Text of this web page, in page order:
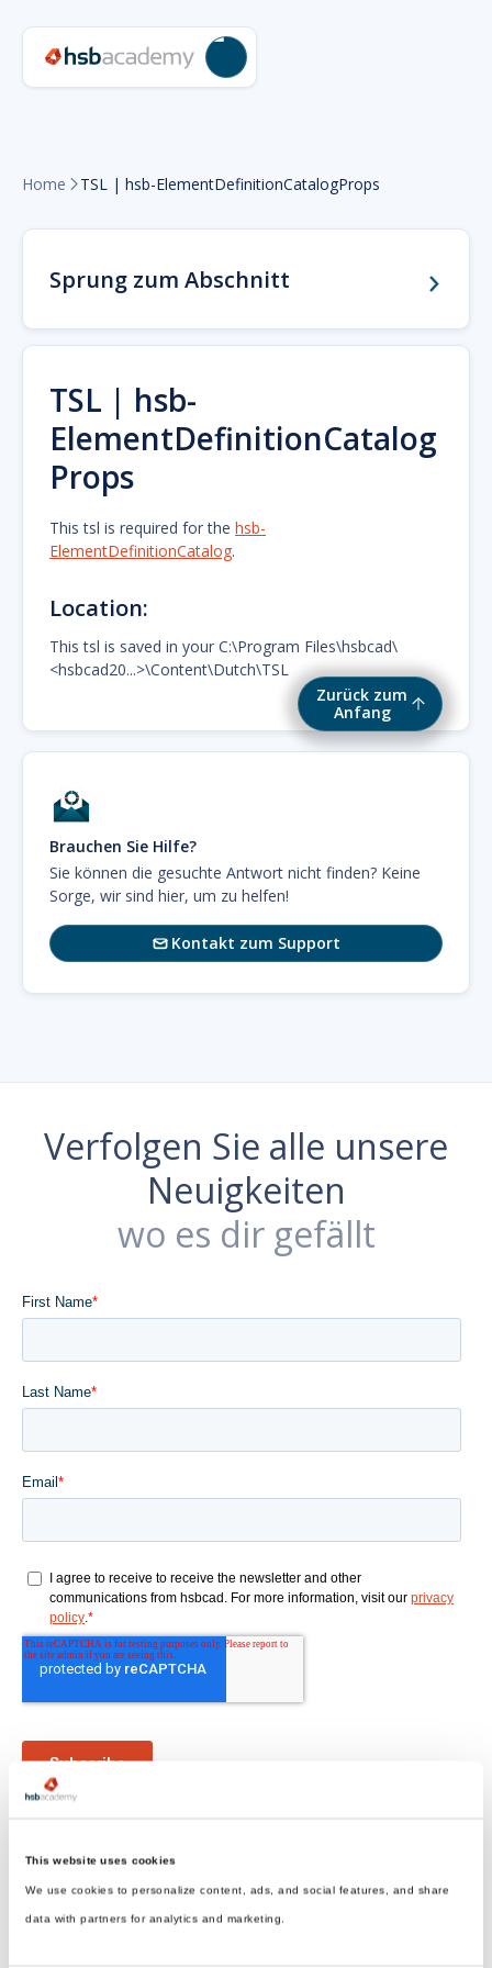
This website uses cookies
We use cookies to personalize content, ads, and social features, and share
data with partners for analytics and marketing.
Zurück zum
Anfang
Home  TSL | hsb-ElementDefinitionCatalogProps
Sprung zum Abschnitt
TSL | hsb-
ElementDefinitionCatalog
Props
This tsl is required for the hsb-
ElementDefinitionCatalog.
Location:
This tsl is saved in your C:\Program Files\hsbcad\
<hsbcad20...>\Content\Dutch\TSL
Brauchen Sie Hilfe?
Sie können die gesuchte Antwort nicht finden? Keine
Sorge, wir sind hier, um zu helfen!
Kontakt zum Support
Verfolgen Sie alle unsere
Neuigkeiten
wo es dir gefällt